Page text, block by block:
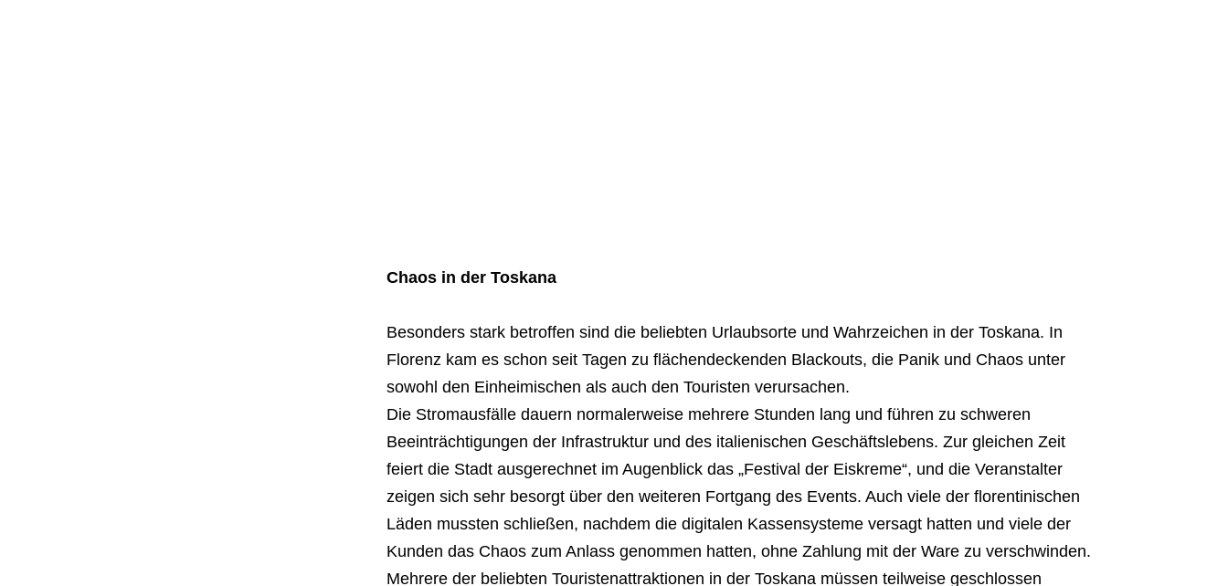
Chaos in der Toskana
Besonders stark betroffen sind die beliebten Urlaubsorte und Wahrzeichen in der Toskana. In
Florenz kam es schon seit Tagen zu flächendeckenden Blackouts, die Panik und Chaos unter
sowohl den Einheimischen als auch den Touristen verursachen.
Die Stromausfälle dauern normalerweise mehrere Stunden lang und führen zu schweren
Beeinträchtigungen der Infrastruktur und des italienischen Geschäftslebens. Zur gleichen Zeit
feiert die Stadt ausgerechnet im Augenblick das „Festival der Eiskreme“, und die Veranstalter
zeigen sich sehr besorgt über den weiteren Fortgang des Events. Auch viele der florentinischen
Läden mussten schließen, nachdem die digitalen Kassensysteme versagt hatten und viele der
Kunden das Chaos zum Anlass genommen hatten, ohne Zahlung mit der Ware zu verschwinden.
Mehrere der beliebten Touristenattraktionen in der Toskana müssen teilweise geschlossen